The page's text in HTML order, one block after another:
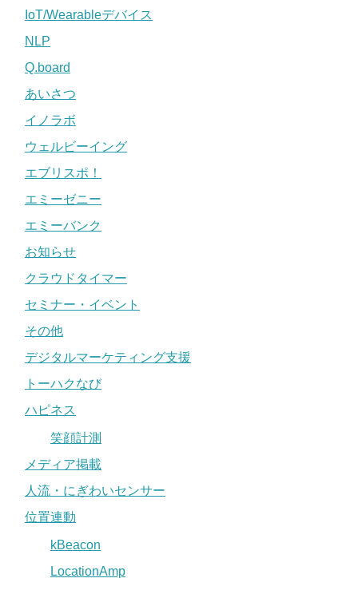
IoT/Wearableデバイス
NLP
Q.board
あいさつ
イノラボ
ウェルビーイング
エブリスポ！
エミーゼニー
エミーバンク
お知らせ
クラウドタイマー
セミナー・イベント
その他
デジタルマーケティング支援
トーハクなび
ハピネス
笑顔計測
メディア掲載
人流・にぎわいセンサー
位置連動
kBeacon
LocationAmp